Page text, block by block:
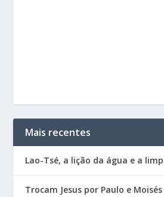
Mais recentes
Lao-Tsé, a lição da água e a
Trocam Jesus por Paulo e Moisés